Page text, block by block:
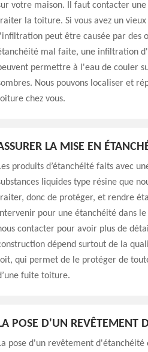
votre maison. Il faut contacter
la toiture. Si vous avez un
l'infiltration peut être causée par des
mal faite, une infiltration
permettre à l'eau de couler
Nous pouvons localiser et
chez vous.
LA MISE EN
produits d’étanchéité faits avec
liquides type résine que
donc de protéger, et rendre
pour une étanchéité dans
contacter pour avoir plus de
dépend surtout de la
qui permet de le protéger de
fuite toiture.
POSE D'UN REVÊTEMENT
pose d'un revêtement